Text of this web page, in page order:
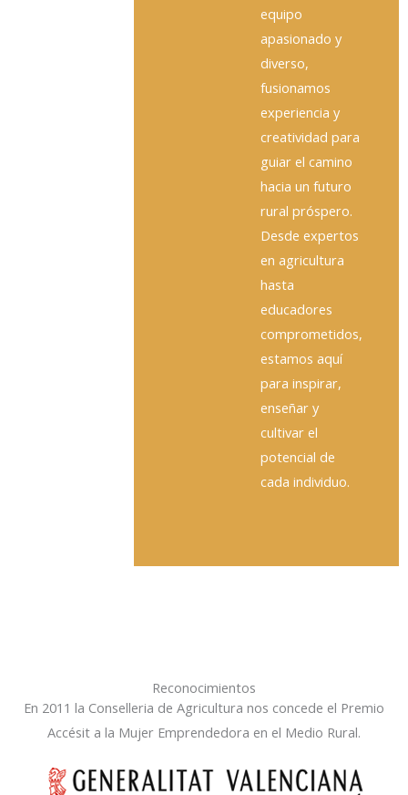
equipo
apasionado y
diverso,
fusionamos
experiencia y
creatividad para
guiar el camino
hacia un futuro
rural próspero.
Desde expertos
en agricultura
hasta
educadores
comprometidos,
estamos aquí
para inspirar,
enseñar y
cultivar el
potencial de
cada individuo.
Reconocimientos
En 2011 la Conselleria de Agricultura nos concede el Premio
Accésit a la Mujer Emprendedora en el Medio Rural.